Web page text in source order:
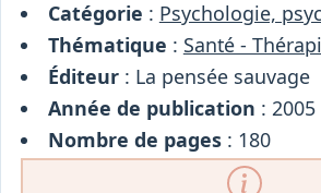
Catégorie : Psychologie,
Thématique : Santé -
Éditeur: La pensée sauvage
Année de publication : 2005
Nombre de pages: 180